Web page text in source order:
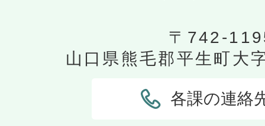
〒742-
山口県熊毛郡平生町大
各課の連絡